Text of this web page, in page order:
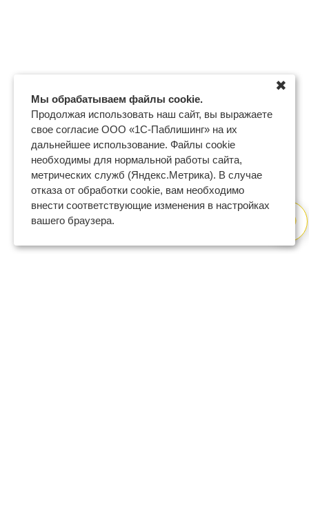
Мы обрабатываем файлы cookie.
Продолжая использовать наш сайт, вы выражаете
свое согласие ООО «1С-Паблишинг» на их
дальнейшее использование. Файлы cookie
необходимы для нормальной работы сайта,
метрических служб (Яндекс.Метрика). В случае
отказа от обработки cookie, вам необходимо
внести соответствующие изменения в настройках
вашего браузера.
✖